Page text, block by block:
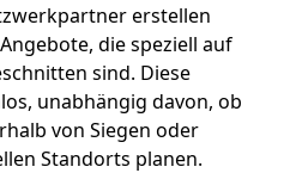
erstellen
die speziell auf
sind. Diese
unabhängig davon, ob
von Siegen oder
Standorts planen.